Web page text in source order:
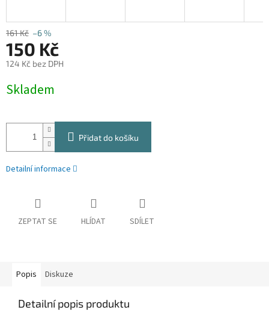
161 Kč –6 %
150 Kč
124 Kč bez DPH
cena:
Skladem
Přidat do košíku
Detailní informace
ZEPTAT SE HLÍDAT SDÍLET
Popis Diskuze
Detailní popis produktu